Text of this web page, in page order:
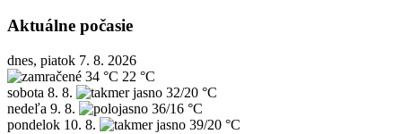
Aktuálne počasie
dnes, piatok 7. 8. 2026
34 °C 22 °C
sobota 8. 8.
32/20 °C
nedeľa 9. 8.
36/16 °C
pondelok 10. 8. 39/20 °C